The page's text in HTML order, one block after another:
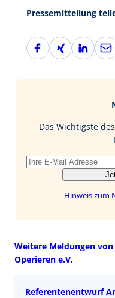
Pressemitteilung
F
a
X
i
L
i
I
E
-
Das Wichtigste
Hinweis zum
Weitere Meldungen
Operieren e.V.
Referentenentwurf